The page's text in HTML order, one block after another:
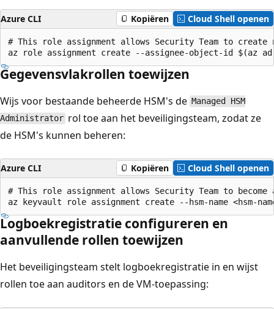
Azure CLI Kopiëren Cloud Shell openen
# This role assignment allows Security Team to create
Gegevensvlakrollen toewijzen
Wijs voor bestaande beheerde HSM's de Managed HSM
Administrator rol toe aan het beveiligingsteam, zodat ze
de HSM's kunnen beheren:
Azure CLI Kopiëren Cloud Shell openen
# This role assignment allows Security Team to become
Logboekregistratie configureren en
aanvullende rollen toewijzen
Het beveiligingsteam stelt logboekregistratie in en wijst
rollen toe aan auditors en de VM-toepassing: